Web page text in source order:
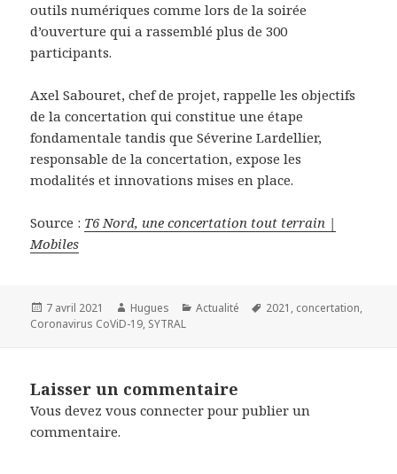
outils numériques comme lors de la soirée
d’ouverture qui a rassemblé plus de 300
participants.
Axel Sabouret, chef de projet, rappelle les objectifs
de la concertation qui constitue une étape
fondamentale tandis que Séverine Lardellier,
responsable de la concertation, expose les
modalités et innovations mises en place.
Source : T6 Nord, une concertation tout terrain |
Mobiles
Publié
le
7 avril 2021 Auteur
Hugues Catégories
Actualité
Mots-
2021 , concertation,
Coronavirus CoViD-19, SYTRAL
Laisser un commentaire
Vous devezvous connecter pour publier un
commentaire.